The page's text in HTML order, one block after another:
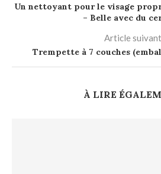
Un nettoyant pour le visage
– Belle avec du
Article suivant
Trempette à 7 couches
À LIRE